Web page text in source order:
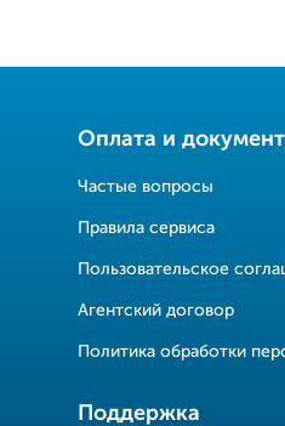
Оплата и
Частые вопросы
Правила сервиса
Пользовательское
Агентский договор
Политика обработки
Поддержка